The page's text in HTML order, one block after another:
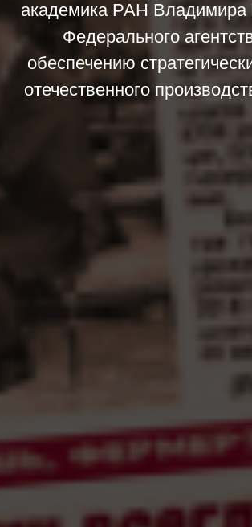
академика РАН Владимира
Федерального
обеспечению
отечественного